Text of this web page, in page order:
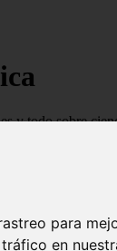
para
en
y todo sobre